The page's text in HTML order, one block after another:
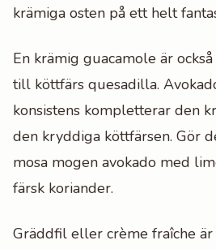
krämiga osten på ett helt
En krämig guacamole är
till köttfärs quesadilla.
konsistens kompletterar den
den kryddiga köttfärsen. Gör
mosa mogen avokado med
färsk koriander.
Gräddfil eller crème fraîche